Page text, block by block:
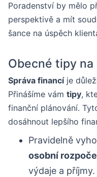
Poradenství by mělo
perspektivě a mít
šance na úspěch
Obecné tipy
Správa financíje
Přinášíme vám tipy,
finanční plánování.
dosáhnout lepšího
Pravidelně
osobní
výdaje a příjmy.